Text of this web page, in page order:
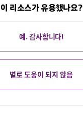
이 리소스가 유용했나요?
예. 감사합니다!
별로 도움이 되지 않음